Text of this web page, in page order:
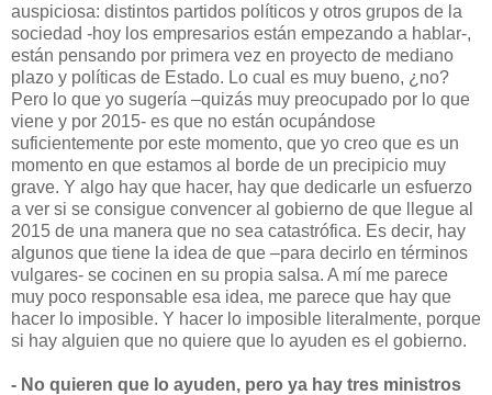
auspiciosa: distintos partidos políticos y otros grupos de la
sociedad -hoy los empresarios están empezando a hablar-,
están pensando por primera vez en proyecto de mediano
plazo y políticas de Estado. Lo cual es muy bueno, ¿no?
Pero lo que yo sugería –quizás muy preocupado por lo que
viene y por 2015- es que no están ocupándose
suficientemente por este momento, que yo creo que es un
momento en que estamos al borde de un precipicio muy
grave. Y algo hay que hacer, hay que dedicarle un esfuerzo
a ver si se consigue convencer al gobierno de que llegue al
2015 de una manera que no sea catastrófica. Es decir, hay
algunos que tiene la idea de que –para decirlo en términos
vulgares- se cocinen en su propia salsa. A mí me parece
muy poco responsable esa idea, me parece que hay que
hacer lo imposible. Y hacer lo imposible literalmente, porque
si hay alguien que no quiere que lo ayuden es el gobierno.
- No quieren que lo ayuden, pero ya hay tres ministros